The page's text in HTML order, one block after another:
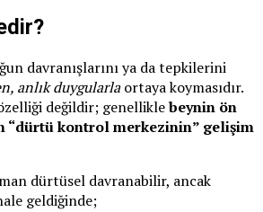
davranışlarını ya da tepkilerini
anlık duygularlaortaya koymasıdır.
değildir; genelliklebeynin ön
“dürtü kontrol merkezinin” gelişim
dürtüsel davranabilir, ancak
geldiğinde;